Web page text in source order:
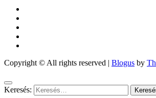
Copyright © All rights reserved | Blogus by
Keresés: